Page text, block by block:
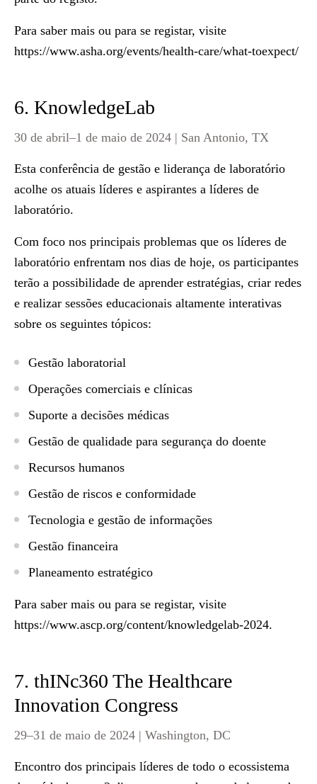
Para saber mais ou para se registar, visite
https://www.asha.org/events/health-care/what-toexpect/
6. KnowledgeLab
30 de abril–1 de maio de 2024 | San Antonio, TX
Esta conferência de gestão e liderança de laboratório
acolhe os atuais líderes e aspirantes a líderes de
laboratório.
Com foco nos principais problemas que os líderes de
laboratório enfrentam nos dias de hoje, os participantes
terão a possibilidade de aprender estratégias, criar redes
e realizar sessões educacionais altamente interativas
sobre os seguintes tópicos:
Gestão laboratorial
Operações comerciais e clínicas
Suporte a decisões médicas
Gestão de qualidade para segurança do doente
Recursos humanos
Gestão de riscos e conformidade
Tecnologia e gestão de informações
Gestão financeira
Planeamento estratégico
Para saber mais ou para se registar, visite
https://www.ascp.org/content/knowledgelab-2024.
7. thINc360 The Healthcare
Innovation Congress
29–31 de maio de 2024 | Washington, DC
Encontro dos principais líderes de todo o ecossistema